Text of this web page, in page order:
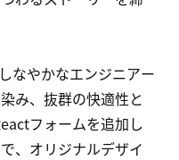
なやかなエンジニアー
み、抜群の快適性と
フォームを追加し
、オリジナルデザイ